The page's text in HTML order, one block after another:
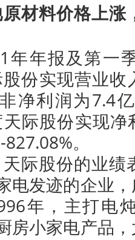
材料价格上涨
年年报及第一
份实现营业收
净利润为7.4
际股份实现
。
际股份的业绩
电发迹的企业
年，主打电
房小家电产品